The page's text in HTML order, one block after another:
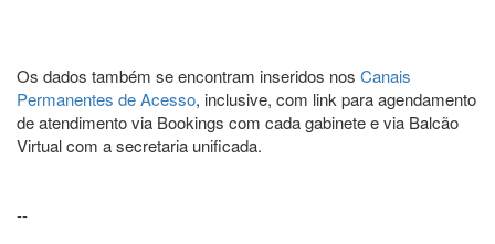
Os dados também se encontram inseridos nos Canais
Permanentes de Acesso, inclusive, com link para agendamento
de atendimento via Bookings com cada gabinete e via Balcão
Virtual com a secretaria unificada.
--